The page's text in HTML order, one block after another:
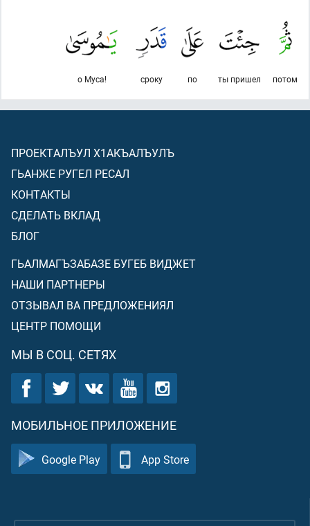
потом
ты пришел
по
сроку
о Муса!
ПРОЕКТАЛЪУЛ Х1АКЪАЛЪУЛЪ
ГЬАНЖЕ РУГЕЛ РЕСАЛ
КОНТАКТЫ
СДЕЛАТЬ ВКЛАД
БЛОГ
ГЬАЛМАГЪЗАБАЗЕ БУГЕБ ВИДЖЕТ
НАШИ ПАРТНЕРЫ
ОТЗЫВАЛ ВА ПРЕДЛОЖЕНИЯЛ
ЦЕНТР ПОМОЩИ
МЫ В СОЦ. СЕТЯХ
МОБИЛЬНОЕ ПРИЛОЖЕНИЕ
Google Play App Store